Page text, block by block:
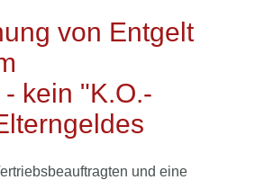
von Entgelt
kein "K.O.-
und eine